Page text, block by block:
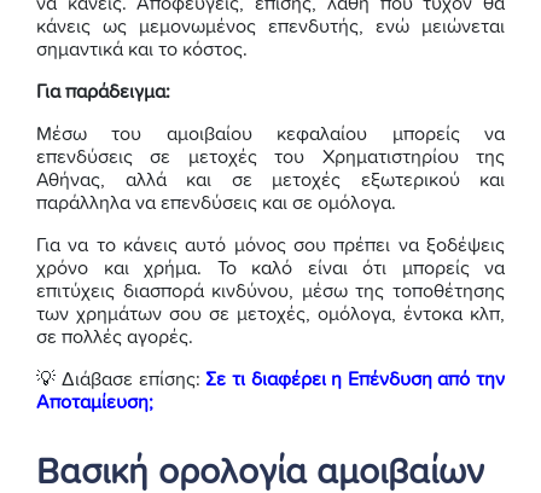
να κάνεις. Αποφεύγεις, επίσης, λάθη που τυχόν θα
κάνεις ως μεμονωμένος επενδυτής, ενώ μειώνεται
σημαντικά και το κόστος.
Για παράδειγμα:
Μέσω του αμοιβαίου κεφαλαίου μπορείς να
επενδύσεις σε μετοχές του Χρηματιστηρίου της
Αθήνας, αλλά και σε μετοχές εξωτερικού και
παράλληλα να επενδύσεις και σε ομόλογα.
Για να το κάνεις αυτό μόνος σου πρέπει να ξοδέψεις
χρόνο και χρήμα. Το καλό είναι ότι μπορείς να
επιτύχεις διασπορά κινδύνου, μέσω της τοποθέτησης
των χρημάτων σου σε μετοχές, ομόλογα, έντοκα κλπ,
σε πολλές αγορές.
💡 Διάβασε επίσης:Σε τι διαφέρει η Επένδυση από την
Αποταμίευση;
Βασική ορολογία αμοιβαίων